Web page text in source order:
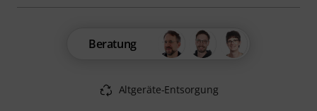
Beratung
Altgeräte-Entsorgung